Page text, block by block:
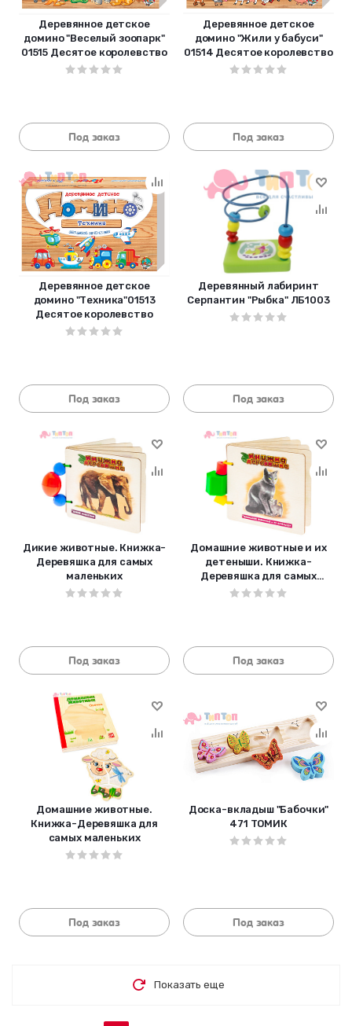
Деревянное детское
домино "Веселый зоопарк"
01515 Десятое королевство
Под заказ
Деревянное детское
домино "Жили у бабуси"
01514 Десятое королевство
Под заказ
Деревянное детское
домино "Техника"01513
Десятое королевство
Под заказ
Деревянный лабиринт
Серпантин "Рыбка" ЛБ1003
Под заказ
Дикие животные. Книжка-
Деревяшка для самых
маленьких
Под заказ
Домашние животные и их
детеныши. Книжка-
Деревяшка для самых
маленьких
Под заказ
Домашние животные.
Книжка-Деревяшка для
самых маленьких
Под заказ
Доска-вкладыш "Бабочки"
471 ТОМИК
Под заказ
Показать еще